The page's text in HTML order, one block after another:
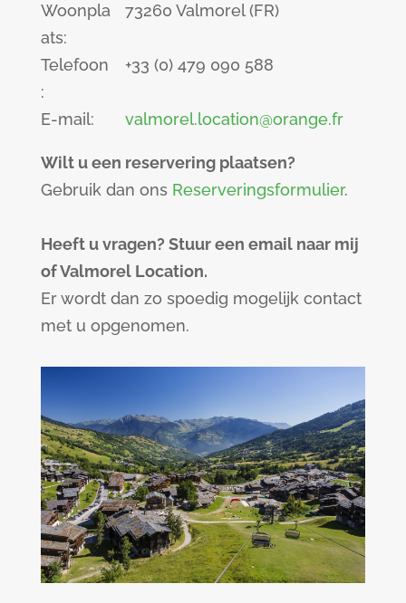
Woonpla
ats:
73260 Valmorel (FR)
Telefoon
:
+33 (0) 479 090 588
E-mail: valmorel.location@orange.fr
Wilt u een reservering plaatsen?
Gebruik dan ons Reserveringsformulier.
Heeft u vragen? Stuur een email naar mij
of Valmorel Location.
Er wordt dan zo spoedig mogelijk contact
met u opgenomen.